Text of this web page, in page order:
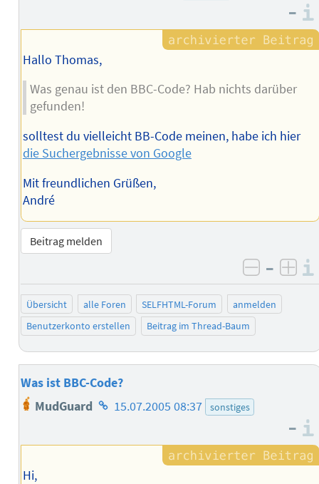
–
Hallo Thomas,
Was genau ist den BBC-Code? Hab nichts darüber
gefunden!
solltest du vielleicht BB-Code meinen, habe ich hier
die Suchergebnisse von Google
Mit freundlichen Grüßen,
André
Beitrag melden
negativ
–
Übersicht alle Foren SELFHTML-Forum
anmelden
Benutzerkonto erstellen
Beitrag im Thread-Baum
Was ist BBC-Code?
MudGuard Homepage
Autors
15.07.2005 08:37 sonstiges
–
Hi,